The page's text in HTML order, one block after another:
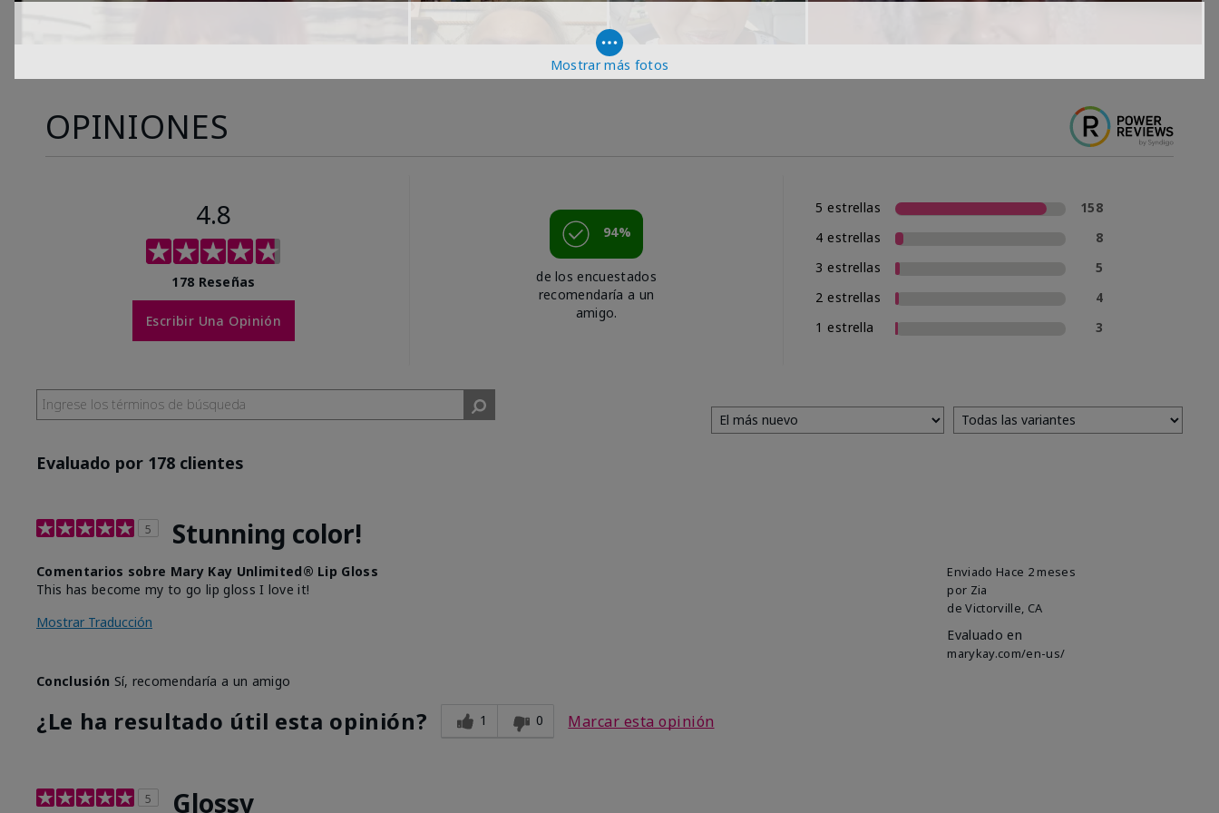
Mostrar más fotos
OPINIONES
4.8
178 Reseñas
Escribir Una Opinión
94%
de los encuestados
recomendaría a un
amigo.
5 estrellas
158
4 estrellas
8
3 estrellas
5
2 estrellas
4
1 estrella
3
Evaluado por 178 clientes
5 Stunning color!
Enviado Hace 2 meses
por Zia
de Victorville, CA
Evaluado en
marykay.com/en-us/
Comentarios sobre Mary Kay Unlimited® Lip Gloss
This has become my to go lip gloss I love it!
Mostrar Traducción
Conclusión Sí, recomendaría a un amigo
¿Le ha resultado útil esta opinión? 1 0 Marcar esta opinión
5 Glossy